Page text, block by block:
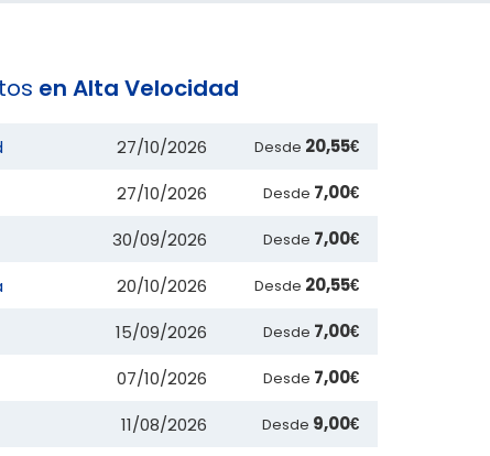
en Alta Velocidad
27/10/2026 Desde 20,55€
27/10/2026 Desde 7,00€
30/09/2026 Desde 7,00€
20/10/2026 Desde 20,55€
15/09/2026 Desde 7,00€
07/10/2026 Desde 7,00€
11/08/2026 Desde 9,00€